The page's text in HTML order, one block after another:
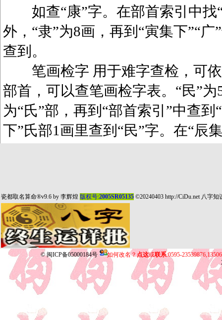
如查“康”字。在部首索引中找“
外，“隶”为8画，再到“寅集下”“
查到。
笔画检字 用于难字查检，可依
部首，可以查笔画检字表。“民”
为“氏”部，再到“部首索引”中查到
下”氏部1画里查到“民”字。在“辰
瓷都取名算命®v9.6 by 李辉煌 版权号:2005SR05135 ©20240403 http://CiDu.net 八字知
© 闽ICP备05000184号 如何改名？ 点这或联系:0595-